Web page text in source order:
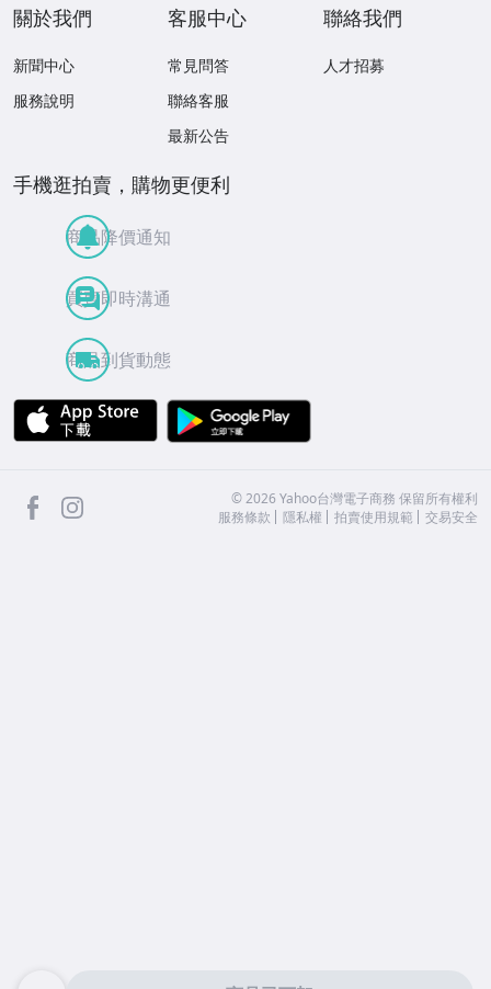
關於我們
新聞中心
服務說明
客服中心
常見問答
聯絡客服
最新公告
聯絡我們
人才招募
手機逛拍賣，購物更便利
商品降價通知
買賣即時溝通
商品到貨動態
APP Store
facebook ©2026 Yahoo台灣電子商務 保留所有權利
服務條款
隱私權 拍賣使用規範 交易安全